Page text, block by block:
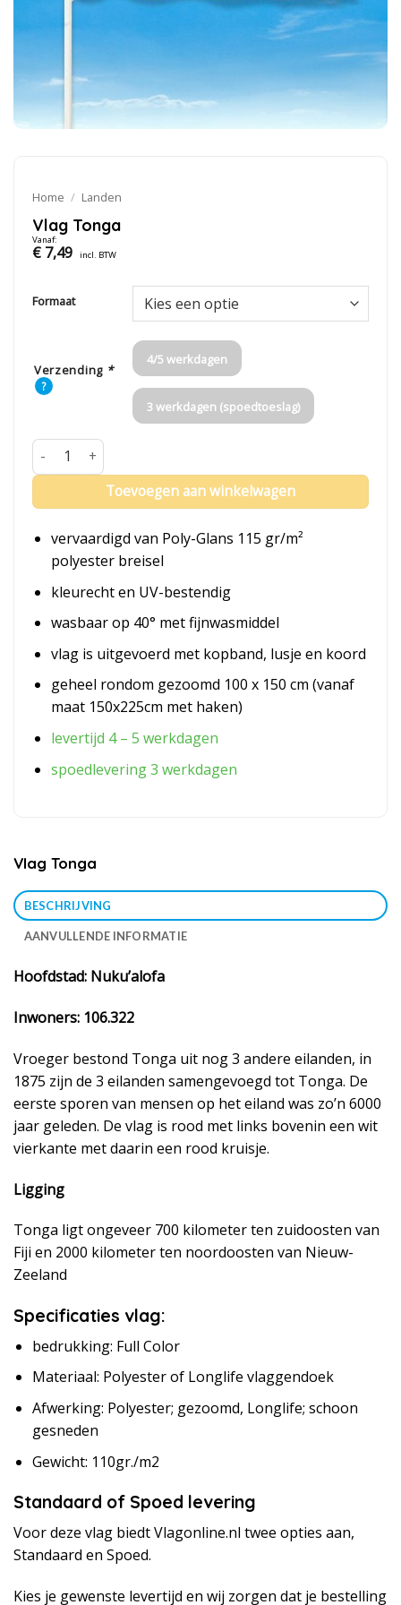
Home / Landen
Vlag Tonga
Vanaf:
€7,49 incl. BTW
Formaat
Verzending *
?
4/5 werkdagen
3 werkdagen (spoedtoeslag)
Vlag Tonga aantal
Toevoegen aan winkelwagen
vervaardigd van Poly-Glans 115 gr/m²
polyester breisel
kleurecht en UV-bestendig
wasbaar op 40° met fijnwasmiddel
vlag is uitgevoerd met kopband, lusje en koord
geheel rondom gezoomd 100 x 150 cm (vanaf
maat 150x225cm met haken)
levertijd 4 – 5 werkdagen
spoedlevering 3 werkdagen
Vlag Tonga
BESCHRIJVING
AANVULLENDE INFORMATIE
Hoofdstad: Nuku’alofa
Inwoners: 106.322
Vroeger bestond Tonga uit nog 3 andere eilanden, in
1875 zijn de 3 eilanden samengevoegd tot Tonga. De
eerste sporen van mensen op het eiland was zo’n 6000
jaar geleden. De vlag is rood met links bovenin een wit
vierkante met daarin een rood kruisje.
Ligging
Tonga ligt ongeveer 700 kilometer ten zuidoosten van
Fiji en 2000 kilometer ten noordoosten van Nieuw-
Zeeland
Specificaties vlag:
bedrukking: Full Color
Materiaal: Polyester of Longlife vlaggendoek
Afwerking: Polyester; gezoomd, Longlife; schoon
gesneden
Gewicht: 110gr./m2
Standaard of Spoed levering
Voor deze vlag biedt Vlagonline.nl twee opties aan,
Standaard en Spoed.
Kies je gewenste levertijd en wij zorgen dat je bestelling